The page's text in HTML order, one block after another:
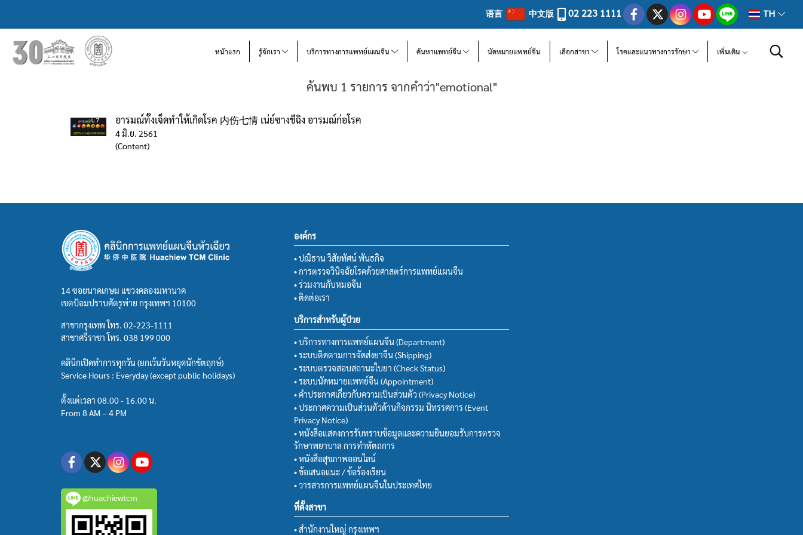
语言 中文版 02 223 1111 TH
หน้าแรก รู้จักเรา บริการทางการแพทย์แผนจีน ค้นหาแพทย์จีน นัดหมายแพทย์จีน เลือกสาขา โรคและแนวทางการรักษา เพิ่มเติม
ค้นพบ 1 รายการ จากคำว่า"emotional"
อารมณ์ทั้งเจ็ดทำให้เกิดโรค 内伤七情 เน่ย์ซางชีฉิง อารมณ์ก่อโรค
4 มิ.ย. 2561
(Content)
14 ซอยนาคเกษม แขวงคลองมหานาค
เขตป้อมปราบศัตรูพ่าย กรุงเทพฯ 10100
สาขากรุงเทพ โทร. 02-223-1111
สาขาศรีราชา โทร. 038 199 000
คลินิกเปิดทำการทุกวัน (ยกเว้นวันหยุดนักขัตฤกษ์)
Service Hours : Everyday (except public holidays)
ตั้งแต่เวลา 08.00 - 16.00 น.
From 8 AM – 4 PM
@huachiewtcm
องค์กร
• ปณิธาน วิสัยทัศน์ พันธกิจ
• การตรวจวินิจฉัยโรคด้วยศาสตร์การแพทย์แผนจีน
• ร่วมงานกับหมอจีน
• ติดต่อเรา
บริการสำหรับผู้ป่วย
• บริการทางการแพทย์แผนจีน (Department)
• ระบบติดตามการจัดส่งยาจีน (Shipping)
• ระบบตรวจสอบสถานะใบยา (Check Status)
• ระบบนัดหมายแพทย์จีน (Appointment)
• คำประกาศเกี่ยวกับความเป็นส่วนตัว (Privacy Notice)
• ประกาศความเป็นส่วนตัวด้านกิจกรรม นิทรรศการ (Event
Privacy Notice)
• หนังสือแสดงการรับทราบข้อมูลและความยินยอมรับการตรวจ
รักษาพยาบาล การทำหัตถการ
• หนังสือสุขภาพออนไลน์
• ข้อเสนอแนะ / ข้อร้องเรียน
• วารสารการแพทย์แผนจีนในประเทศไทย
ที่ตั้งสาขา
• สำนักงานใหญ่ กรุงเทพฯ